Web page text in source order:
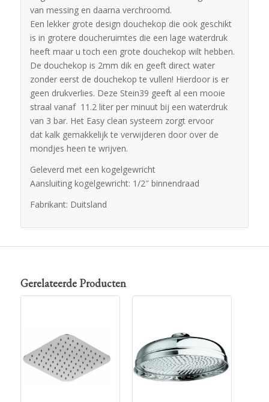
van messing en daarna verchroomd.
Een lekker grote design douchekop die ook geschikt
is in grotere doucheruimtes die een lage waterdruk
heeft maar u toch een grote douchekop wilt hebben.
De douchekop is 2mm dik en geeft direct water
zonder eerst de douchekop te vullen! Hierdoor is er
geen drukverlies. Deze Stein39 geeft al een mooie
straal vanaf 11.2 liter per minuut bij een waterdruk
van 3 bar. Het Easy clean systeem zorgt ervoor
dat kalk gemakkelijk te verwijderen door over de
mondjes heen te wrijven.
Geleverd met een kogelgewricht
Aansluiting kogelgewricht: 1/2″ binnendraad
Fabrikant: Duitsland
Gerelateerde Producten